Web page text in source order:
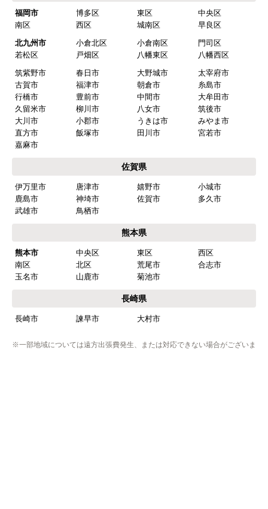
福岡市 博多区 東区
中央区
南区
西区 城南区
早良区
北九州市
小倉北区 小倉南区
門司区
若松区
戸畑区 八幡東区
八幡西区
筑紫野市
春日市 大野城市
太宰府市
古賀市
福津市 朝倉市
糸島市
行橋市
豊前市 中間市
大牟田市
久留米市
柳川市 八女市
筑後市
大川市
小郡市 うきは市
みやま市
直方市
飯塚市 田川市
宮若市
嘉麻市
佐賀県
伊万里市 唐津市 嬉野市
小城市
鹿島市
神埼市 佐賀市
多久市
武雄市
鳥栖市
熊本県
熊本市 中央区 東区
西区
南区
北区 荒尾市
合志市
玉名市
山鹿市 菊池市
長崎県
長崎市 諫早市 大村市
※一部地域については遠方出張費発生、または対応できない場合がございま